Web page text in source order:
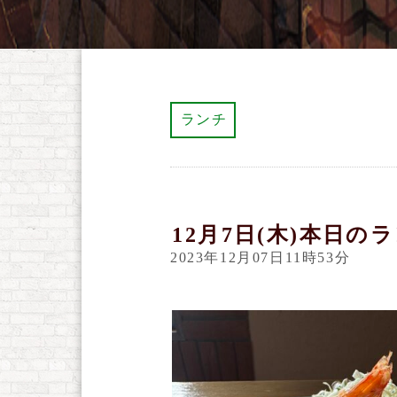
ランチ
12月7日(木)本日の
2023年12月07日11時53分